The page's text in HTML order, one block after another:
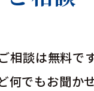
相談は無料で
何でもお聞か